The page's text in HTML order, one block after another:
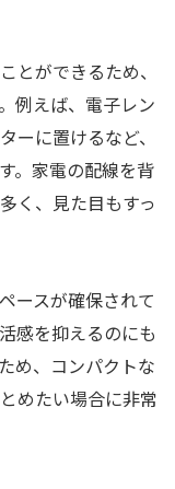
とができるため、
例えば、電子レン
ーに置けるなど、
。家電の配線を背
く、見た目もすっ
ースが確保されて
感を抑えるのにも
め、コンパクトな
めたい場合に非常